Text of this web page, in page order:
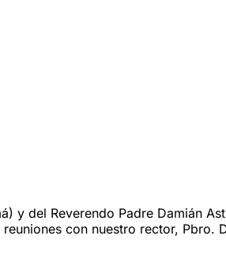
y del Reverendo Padre Damián
con nuestro rector, Pbro.